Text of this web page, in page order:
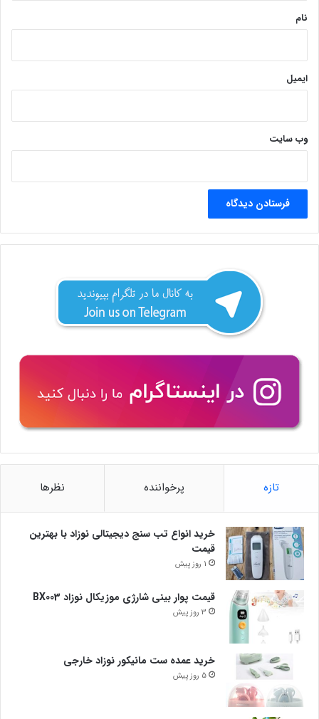
نام
ایمیل
وب‌ سایت
تازه پرخواننده نظرها
خرید انواع تب سنج دیجیتالی نوزاد با بهترین
قیمت
1 روز پیش
قیمت پوار بینی شارژی موزیکال نوزاد BX003
3 روز پیش
خرید عمده ست مانیکور نوزاد خارجی
5 روز پیش